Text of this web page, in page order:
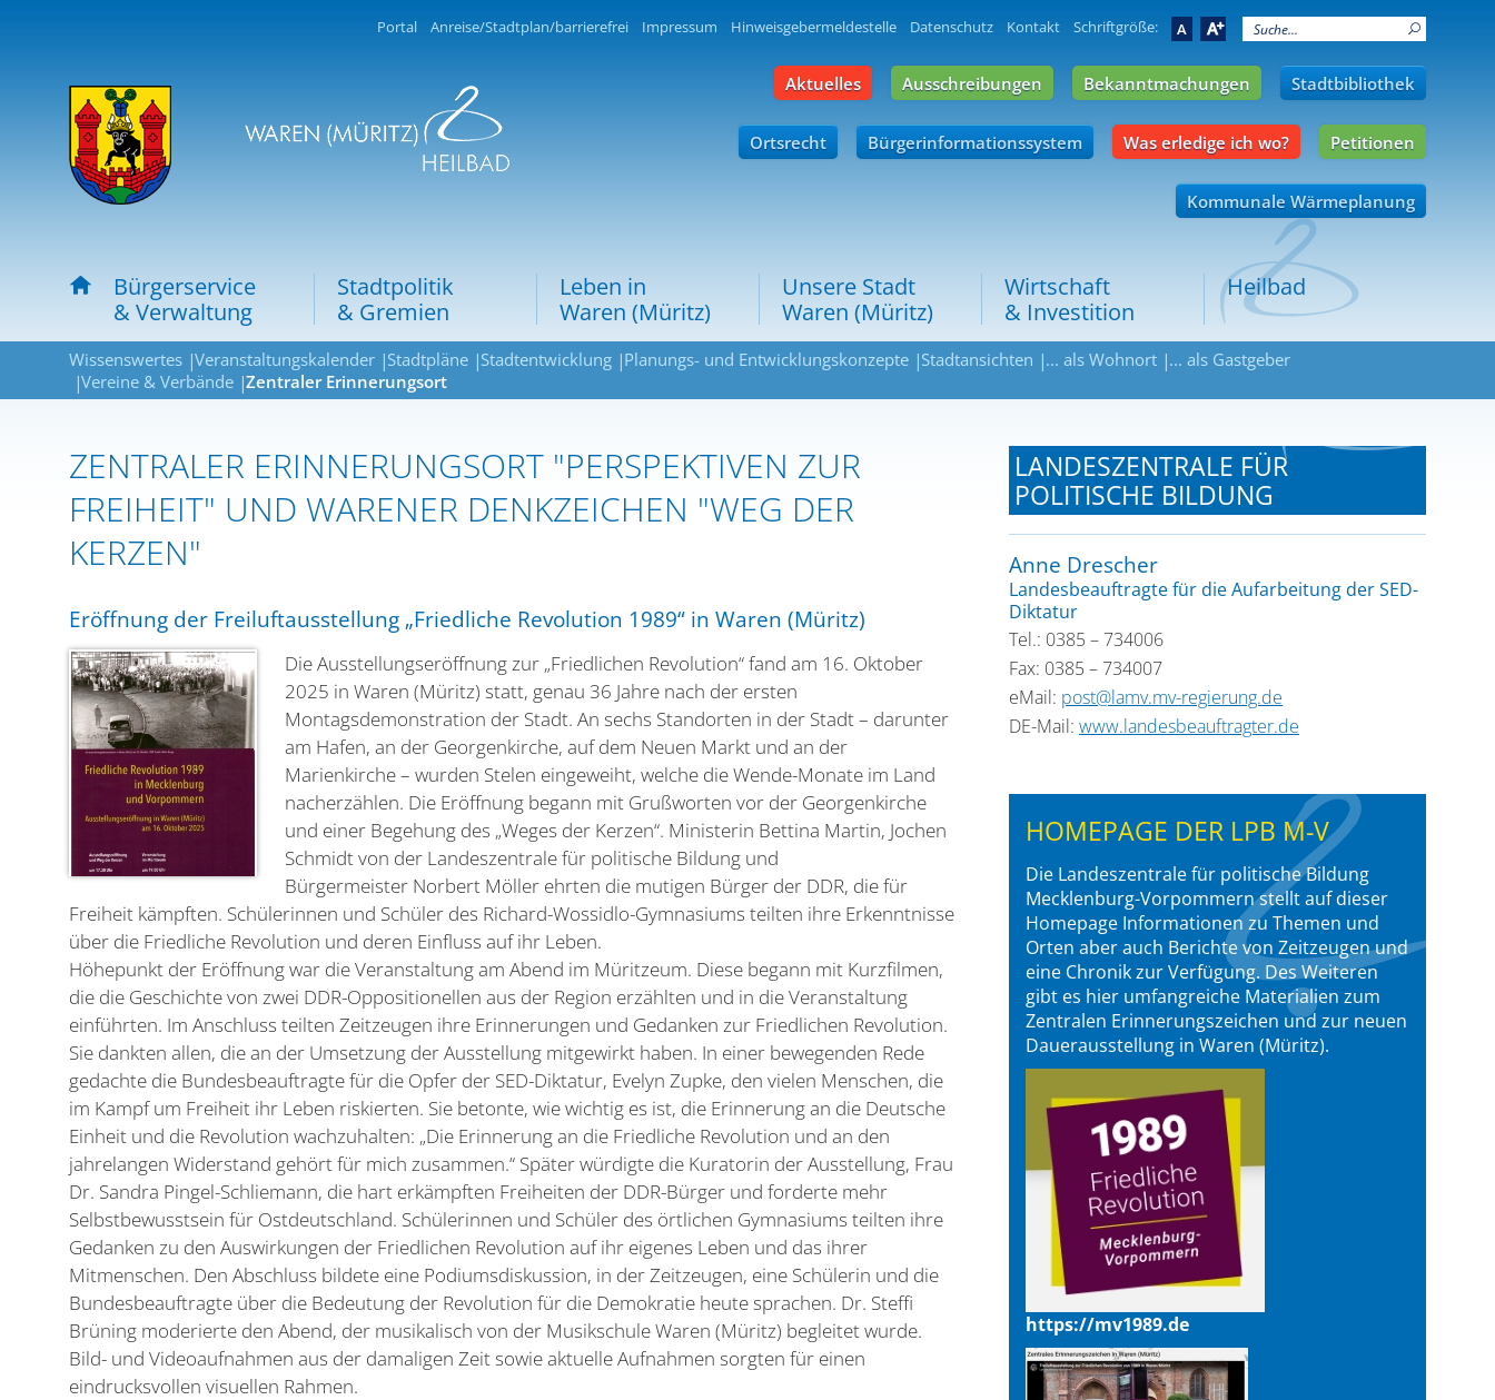
Portal Anreise/Stadtplan/barrierefrei Impressum Hinweisgebermeldestelle Datenschutz Kontakt Schriftgröße: A A
Aktuelles Ausschreibungen Bekanntmachungen Stadtbibliothek
Ortsrecht Bürgerinformationssystem Was erledige ich wo? Petitionen
Kommunale Wärmeplanung
Bürgerservice
& Verwaltung
Stadtpolitik
& Gremien
Leben in
Waren (Müritz)
Unsere Stadt
Waren (Müritz)
Wirtschaft
& Investition
Heilbad
Wissenswertes Veranstaltungskalender Stadtpläne Stadtentwicklung Planungs- und Entwicklungskonzepte Stadtansichten ... als Wohnort ... als Gastgeber
Vereine & Verbände Zentraler Erinnerungsort
ZENTRALER ERINNERUNGSORT "PERSPEKTIVEN ZUR
FREIHEIT" UND WARENER DENKZEICHEN "WEG DER
KERZEN"
Eröffnung der Freiluftausstellung „Friedliche Revolution 1989“ in Waren (Müritz)
Die Ausstellungseröffnung zur „Friedlichen Revolution“ fand am 16. Oktober
2025 in Waren (Müritz) statt, genau 36 Jahre nach der ersten
Montagsdemonstration der Stadt. An sechs Standorten in der Stadt – darunter
am Hafen, an der Georgenkirche, auf dem Neuen Markt und an der
Marienkirche – wurden Stelen eingeweiht, welche die Wende-Monate im Land
nacherzählen. Die Eröffnung begann mit Grußworten vor der Georgenkirche
und einer Begehung des „Weges der Kerzen“. Ministerin Bettina Martin, Jochen
Schmidt von der Landeszentrale für politische Bildung und
Bürgermeister Norbert Möller ehrten die mutigen Bürger der DDR, die für
Freiheit kämpften. Schülerinnen und Schüler des Richard-Wossidlo-Gymnasiums teilten ihre Erkenntnisse
über die Friedliche Revolution und deren Einfluss auf ihr Leben.
Höhepunkt der Eröffnung war die Veranstaltung am Abend im Müritzeum. Diese begann mit Kurzfilmen,
die die Geschichte von zwei DDR-Oppositionellen aus der Region erzählten und in die Veranstaltung
einführten. Im Anschluss teilten Zeitzeugen ihre Erinnerungen und Gedanken zur Friedlichen Revolution.
Sie dankten allen, die an der Umsetzung der Ausstellung mitgewirkt haben. In einer bewegenden Rede
gedachte die Bundesbeauftragte für die Opfer der SED-Diktatur, Evelyn Zupke, den vielen Menschen, die
im Kampf um Freiheit ihr Leben riskierten. Sie betonte, wie wichtig es ist, die Erinnerung an die Deutsche
Einheit und die Revolution wachzuhalten: „Die Erinnerung an die Friedliche Revolution und an den
jahrelangen Widerstand gehört für mich zusammen.“ Später würdigte die Kuratorin der Ausstellung, Frau
Dr. Sandra Pingel-Schliemann, die hart erkämpften Freiheiten der DDR-Bürger und forderte mehr
Selbstbewusstsein für Ostdeutschland. Schülerinnen und Schüler des örtlichen Gymnasiums teilten ihre
Gedanken zu den Auswirkungen der Friedlichen Revolution auf ihr eigenes Leben und das ihrer
Mitmenschen. Den Abschluss bildete eine Podiumsdiskussion, in der Zeitzeugen, eine Schülerin und die
Bundesbeauftragte über die Bedeutung der Revolution für die Demokratie heute sprachen. Dr. Steffi
Brüning moderierte den Abend, der musikalisch von der Musikschule Waren (Müritz) begleitet wurde.
Bild- und Videoaufnahmen aus der damaligen Zeit sowie aktuelle Aufnahmen sorgten für einen
eindrucksvollen visuellen Rahmen.
LANDESZENTRALE FÜR
POLITISCHE BILDUNG
Anne Drescher
Landesbeauftragte für die Aufarbeitung der SED-
Diktatur
Tel.: 0385 – 734006
Fax: 0385 – 734007
eMail: post@lamv.mv-regierung.de
DE-Mail: www.landesbeauftragter.de
HOMEPAGE DER LPB M-V
Die Landeszentrale für politische Bildung
Mecklenburg-Vorpommern stellt auf dieser
Homepage Informationen zu Themen und
Orten aber auch Berichte von Zeitzeugen und
eine Chronik zur Verfügung. Des Weiteren
gibt es hier umfangreiche Materialien zum
Zentralen Erinnerungszeichen und zur neuen
Dauerausstellung in Waren (Müritz).
https://mv1989.de